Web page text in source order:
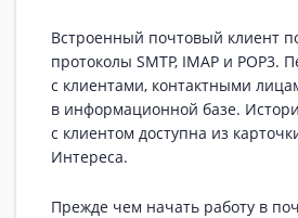
Встроенный почтовый клиент
протоколы SMTP, IMAP и POP3.
с клиентами, контактными
в информационной базе.
с клиентом доступна из
Интереса.
Прежде чем начать работу в